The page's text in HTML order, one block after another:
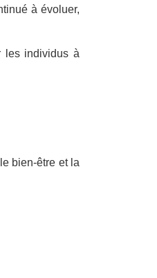
à évoluer,
les individus à
bien-être et la